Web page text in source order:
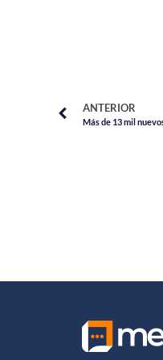
ANTERIOR
Más de 13 mil